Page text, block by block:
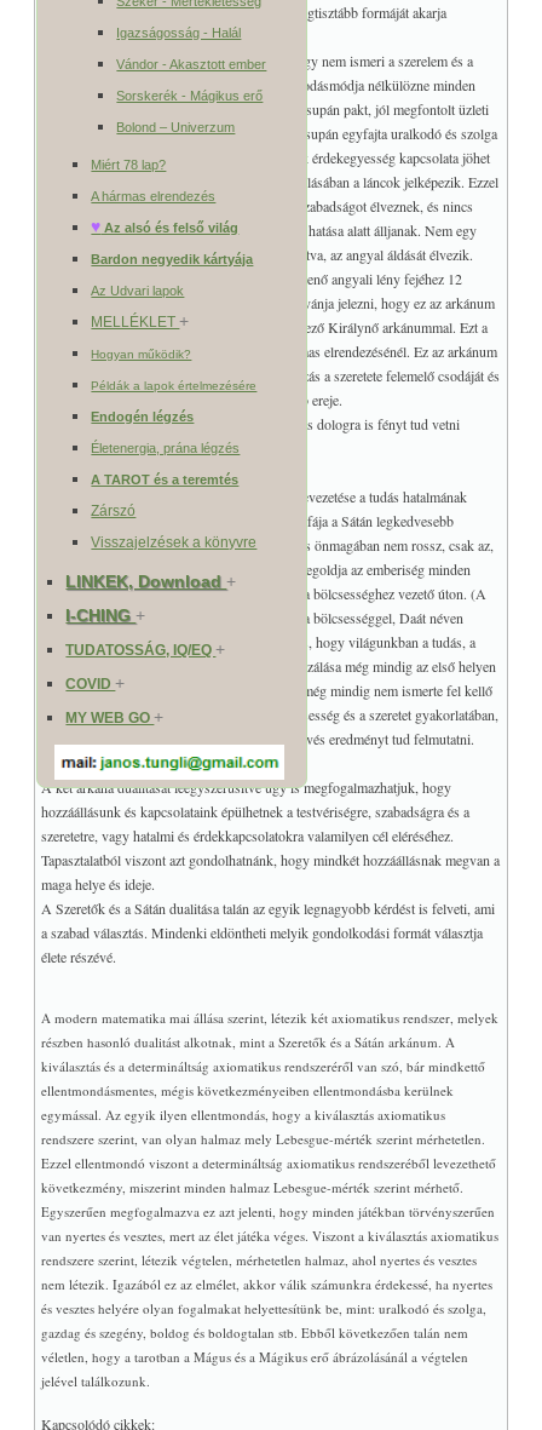
Igazságosság - Halál
Vándor - Akasztott ember
Sorskerék - Mágikus erő
Bolond – Univerzum
Miért 78 lap?
A hármas elrendezés
♥ Az alsó és felső világ
Bardon negyedik kártyája
Az Udvari lapok
MELLÉKLET+
Hogyan működik?
Példák a lapok értelmezésére
Endogén légzés
Életenergia, prána légzés
A TAROT és a teremtés
Zárszó
Visszajelzések a könyvre
LINKEK, Download+
I-CHING+
TUDATOSSÁG, IQ/EQ+
COVID+
MY WEB GO+
Istenről beszél, amivel a szeretet fogalmának legtisztább formáját akarja
A Sátán egyik legfőbb tévedése viszont az, hogy nem ismeri a szerelem és a
Szent Szellem egyesítő erejét, mintha gondolkodásmódja nélkülözne minden
érzelmi kötődést. Számára, minden kapcsolat csupán pakt, jól megfontolt üzleti
alku, ahol tökéletes egység nem létezik, tehát csupán egyfajta uralkodó és szolga
kapcsolat lehetséges. A legjobb esetben is csak érdekegyesség kapcsolata jöhet
számításba. A pakt békjóját az arkánum ábrázolásában a láncok jelképezik. Ezzel
ellentétben az angyal előtt álló szeretők teljes szabadságot élveznek, és nincs
szükség arra, hogy valamilyen kényszerítő erő hatása alatt álljanak. Nem egy
alárendelt szerepben vannak, hanem pont fordítva, az angyal áldását élvezik.
Némely tartor a Szeretők ábrázolásában megjelenő angyali lény fejéhez 12
csillagból álló koronát is rajzol, ami által azt kívánja jelezni, hogy ez az arkánum
szorosan összefügg az élet princípiumát jelképező Királynő arkánummal. Ezt a
kapcsolatot jól fogjuk látni később a tarot hármas elrendezésénél. Ez az arkánum
szimbolizálja az egyesülés az egymáshoz tartozás a szeretete felemelő csodáját és
egységét, mely az emberiség egyik legnagyobb ereje.
A két arkánum kapcsolata még nagyon sok más dologra is fényt tud vetni
annak, aki tovább keresi az összefüggéseket.
Itt említem meg, hogy a Sátán másik nagy félrevezetése a tudás hatalmának
abszolutizálása, hiszen a jó és rossz tudásának fája a Sátán legkedvesebb
ideológiája. De félreértés ne essék, mert a tudás önmagában nem rossz, csak az,
ha azt hisszük és tanítjuk róla, hogy ez majd megoldja az emberiség minden
problémáját. A tudás erre nem képes, de segít a bölcsességhez vezető úton. (A
szefirotok rendjében a tudás, ami nem azonos a bölcsességgel, Daát néven
ismert, mint egy hamis szefira.) Igen sajnálatos, hogy világunkban a tudás, a
tudomány, a technika, a törvényesség abszolutizálása még mindig az első helyen
áll a problémák megoldásában. Az emberiség még mindig nem ismerte fel kellő
képen ennek az útnak a veszélyeit, mert a bölcsesség és a szeretet gyakorlatában,
a tudományos fejlődéshez képest, csak igen kevés eredményt tud felmutatni.
A két arkána dualitását leegyszerűsítve úgy is megfogalmazhatjuk, hogy
hozzáállásunk és kapcsolataink épülhetnek a testvériségre, szabadságra és a
szeretetre, vagy hatalmi és érdekkapcsolatokra valamilyen cél eléréséhez.
Tapasztalatból viszont azt gondolhatnánk, hogy mindkét hozzáállásnak megvan a
maga helye és ideje.
A Szeretők és a Sátán dualitása talán az egyik legnagyobb kérdést is felveti, ami
a szabad választás. Mindenki eldöntheti melyik gondolkodási formát választja
élete részévé.
A modern matematika mai állása szerint, létezik két axiomatikus rendszer, melyek
részben hasonló dualitást alkotnak, mint a Szeretők és a Sátán arkánum. A
kiválasztás és a determináltság axiomatikus rendszeréről van szó, bár mindkettő
ellentmondásmentes, mégis következményeiben ellentmondásba kerülnek
egymással. Az egyik ilyen ellentmondás, hogy a kiválasztás axiomatikus
rendszere szerint, van olyan halmaz mely Lebesgue-mérték szerint mérhetetlen.
Ezzel ellentmondó viszont a determináltság axiomatikus rendszeréből levezethető
következmény, miszerint minden halmaz Lebesgue-mérték szerint mérhető.
Egyszerűen megfogalmazva ez azt jelenti, hogy minden játékban törvényszerűen
van nyertes és vesztes, mert az élet játéka véges. Viszont a kiválasztás axiomatikus
rendszere szerint, létezik végtelen, mérhetetlen halmaz, ahol nyertes és vesztes
nem létezik. Igazából ez az elmélet, akkor válik számunkra érdekessé, ha nyertes
és vesztes helyére olyan fogalmakat helyettesítünk be, mint: uralkodó és szolga,
gazdag és szegény, boldog és boldogtalan stb. Ebből következően talán nem
véletlen, hogy a tarotban a Mágus és a Mágikus erő ábrázolásánál a végtelen
jelével találkozunk.
Kapcsolódó cikkek: